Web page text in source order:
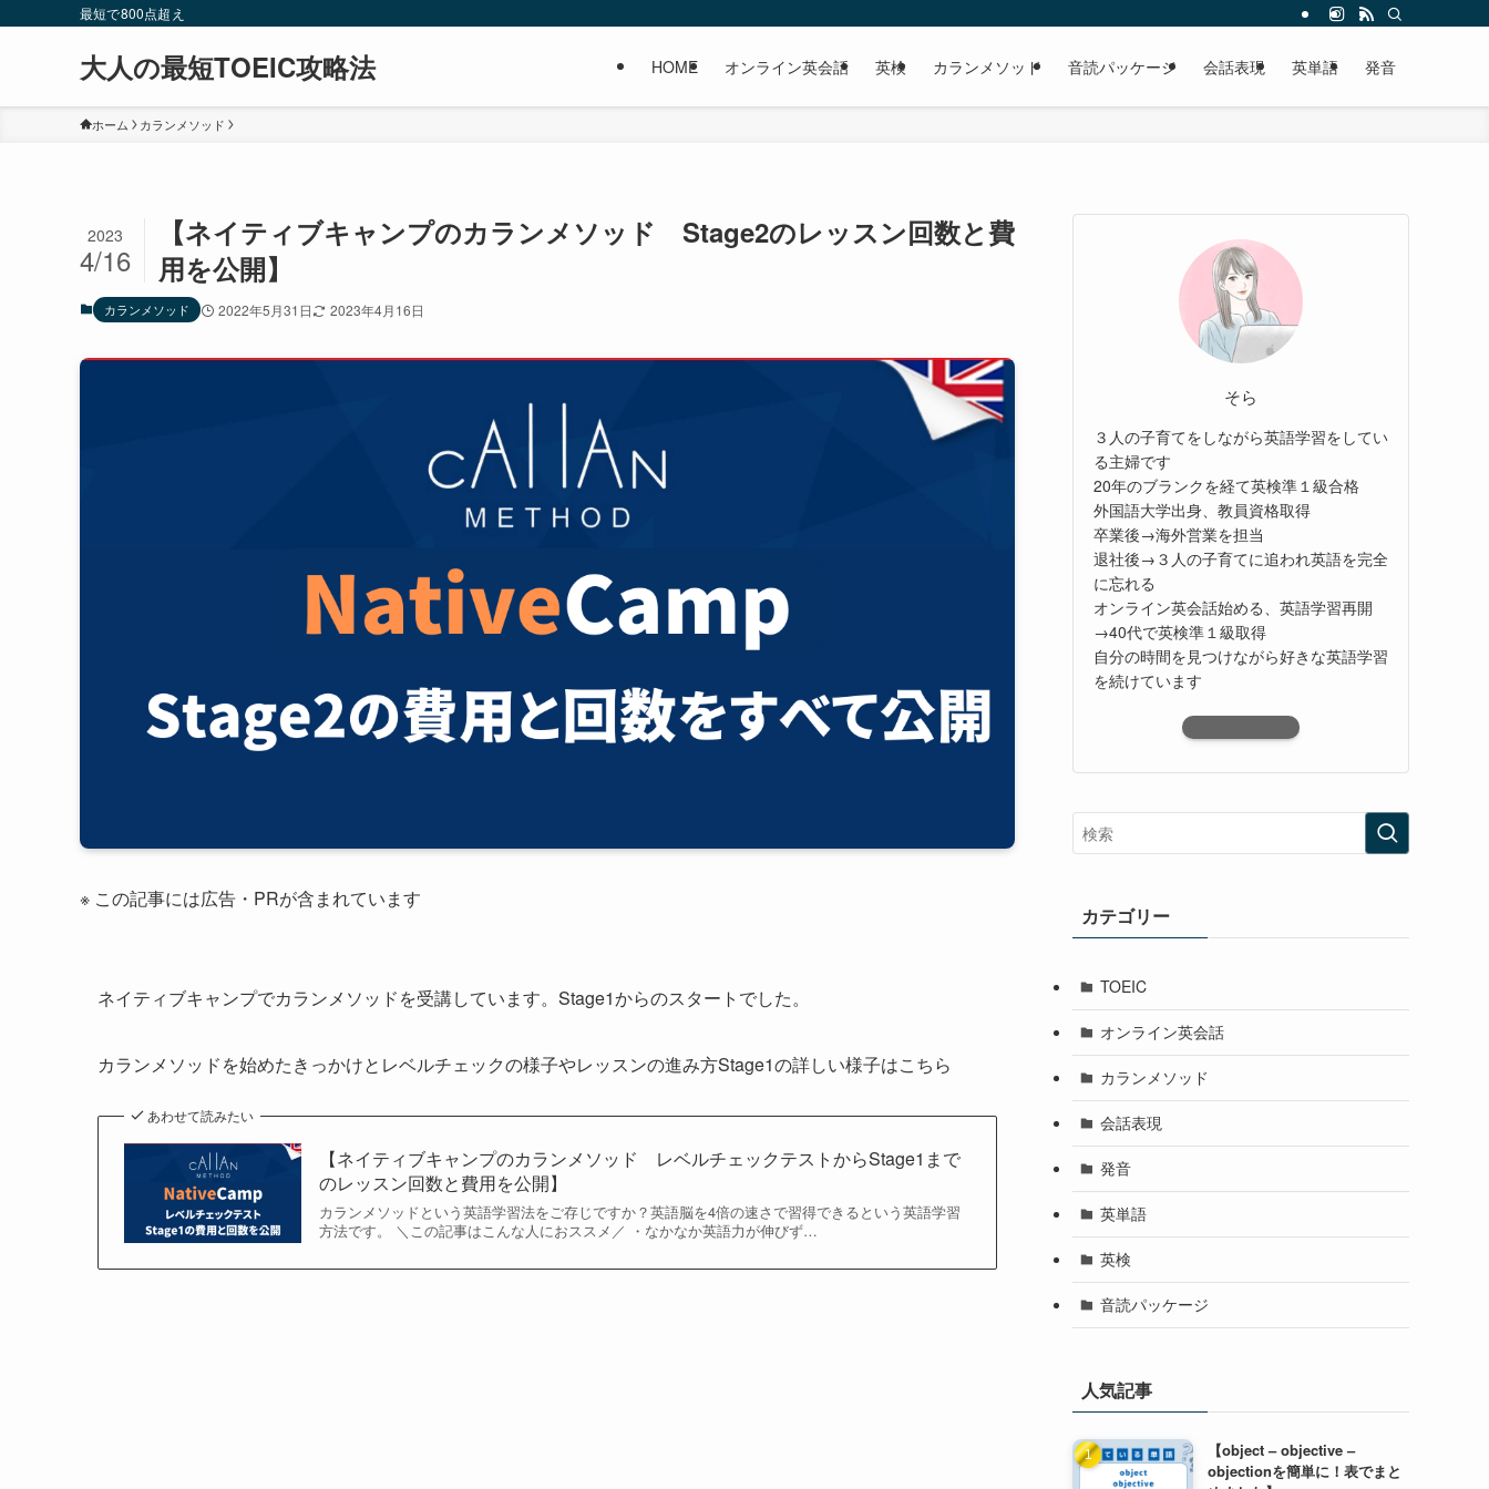
最短で800点超え
大人の最短TOEIC攻略法 HOME オンライン英会話 英検 カランメソッド 音読パッケージ 会話表現 英単語 発音
ホーム カランメソッド
【ネイティブキャンプのカランメソッド Stage2のレッスン回数と費
用を公開】
2023
4/16
カランメソッド 2022年5月31日 2023年4月16日
※ この記事には広告・PRが含まれています
ネイティブキャンプでカランメソッドを受講しています。Stage1からのスタートでした。
カランメソッドを始めたきっかけとレベルチェックの様子やレッスンの進み方Stage1の詳しい様子はこちら
あわせて読みたい
【ネイティブキャンプのカランメソッド レベルチェックテストからStage1まで
のレッスン回数と費用を公開】
カランメソッドという英語学習法をご存じですか？英語脳を4倍の速さで習得できるという英語学習
方法です。 ＼この記事はこんな人におススメ／ ・なかなか英語力が伸びず…
そら
３人の子育てをしながら英語学習をしてい
る主婦です
20年のブランクを経て英検準１級合格
外国語大学出身、教員資格取得
卒業後→海外営業を担当
退社後→３人の子育てに追われ英語を完全
に忘れる
オンライン英会話始める、英語学習再開
→40代で英検準１級取得
自分の時間を見つけながら好きな英語学習
を続けています
カテゴリー
TOEIC
オンライン英会話
カランメソッド
会話表現
発音
英単語
英検
音読パッケージ
人気記事
【object – objective –
objectionを簡単に！表でまと